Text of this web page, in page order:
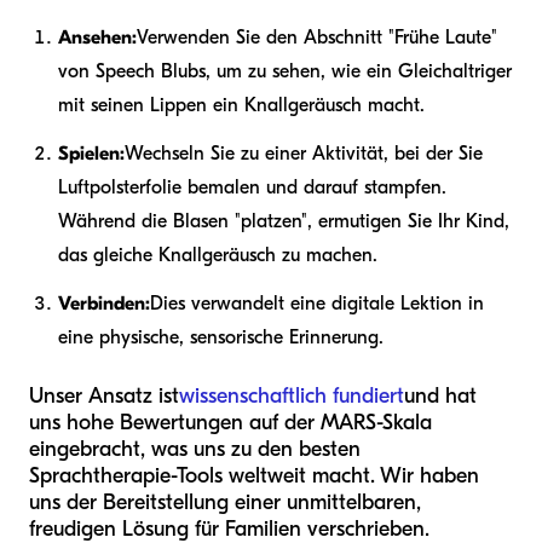
Ansehen:Verwenden Sie den Abschnitt "Frühe Laute"
von Speech Blubs, um zu sehen, wie ein Gleichaltriger
mit seinen Lippen ein Knallgeräusch macht.
Spielen:Wechseln Sie zu einer Aktivität, bei der Sie
Luftpolsterfolie bemalen und darauf stampfen.
Während die Blasen "platzen", ermutigen Sie Ihr Kind,
das gleiche Knallgeräusch zu machen.
Verbinden:Dies verwandelt eine digitale Lektion in
eine physische, sensorische Erinnerung.
Unser Ansatz istwissenschaftlich fundiertund hat
uns hohe Bewertungen auf der MARS-Skala
eingebracht, was uns zu den besten
Sprachtherapie-Tools weltweit macht. Wir haben
uns der Bereitstellung einer unmittelbaren,
freudigen Lösung für Familien verschrieben.